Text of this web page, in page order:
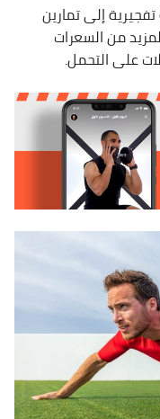
إلى تمارين
من السعرات
على التحمل.